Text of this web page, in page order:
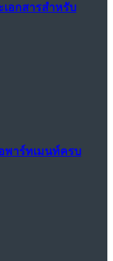
เอกสารสำหรับ
พาร์ทเมนท์ครบ